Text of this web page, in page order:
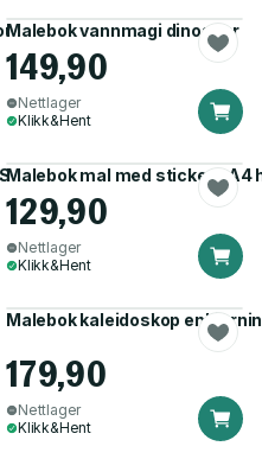
Malebok vannmagi dinosaur
149,90
Nettlager
Klikk&Hent
Jayne)
Malebok mal med stickers A4
129,90
Nettlager
Klikk&Hent
Malebok kaleidoskop
179,90
Nettlager
Klikk&Hent